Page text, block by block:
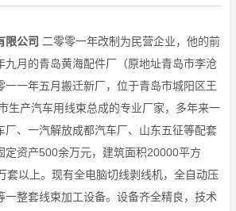
限公司 二零零一年改制为民营企业，他的前
九月的青岛黄海配件厂（原地址青岛市李沧
一一年五月搬迁新厂，位于青岛市城阳区王
生产汽车用线束总成的专业厂家，多年来一
厂、一汽解放成都汽车厂、山东五征等配套
定资产500余万元，建筑面积20000平方
套以上。现有全电脑切线剥线机，全自动压
一整套线束加工设备。设备齐全精良，技术